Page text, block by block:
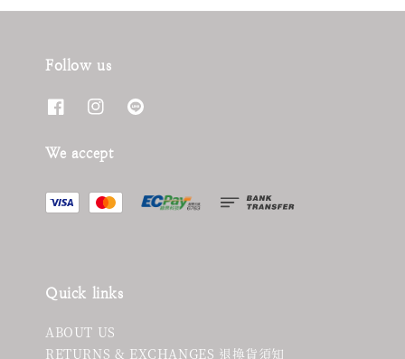
Follow us
We accept
Quick links
ABOUT US
RETURNS & EXCHANGES 退換貨須知